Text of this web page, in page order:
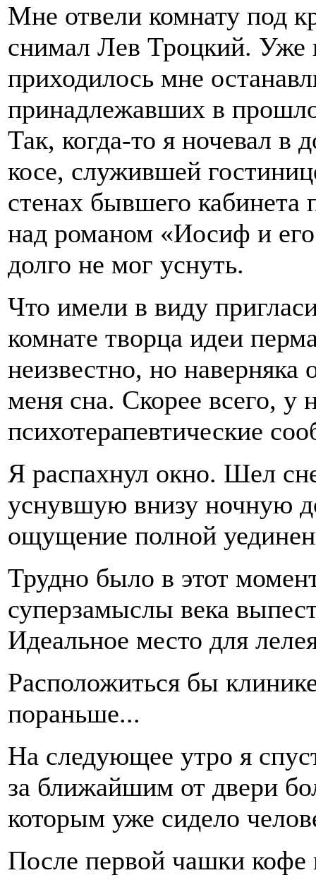
Мне отвели комнату под
снимал Лев Троцкий. Уже
приходилось мне
принадлежавших в
Так, когда-то я ночевал
косе, служившей
стенах бывшего кабинета
над романом «Иосиф и его
долго не мог уснуть.
Что имели в виду
комнате творца идеи
неизвестно, но
меня сна. Скорее всего, у
психотерапевтические
Я распахнул окно. Шел
уснувшую внизу ночную
ощущение полной
Трудно было в этот
суперзамыслы века
Идеальное место для
Расположиться бы
пораньше...
На следующее утро я
за ближайшим от двери
которым уже сидело
После первой чашки кофе